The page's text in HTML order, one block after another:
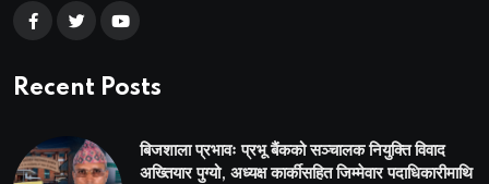
Recent Posts
बिजशाला प्रभावः प्रभू बैंकको सञ्चालक नियुक्ति विवाद
अख्तियार पुग्यो, अध्यक्ष कार्कीसहित जिम्मेवार पदाधिकारीमाथि